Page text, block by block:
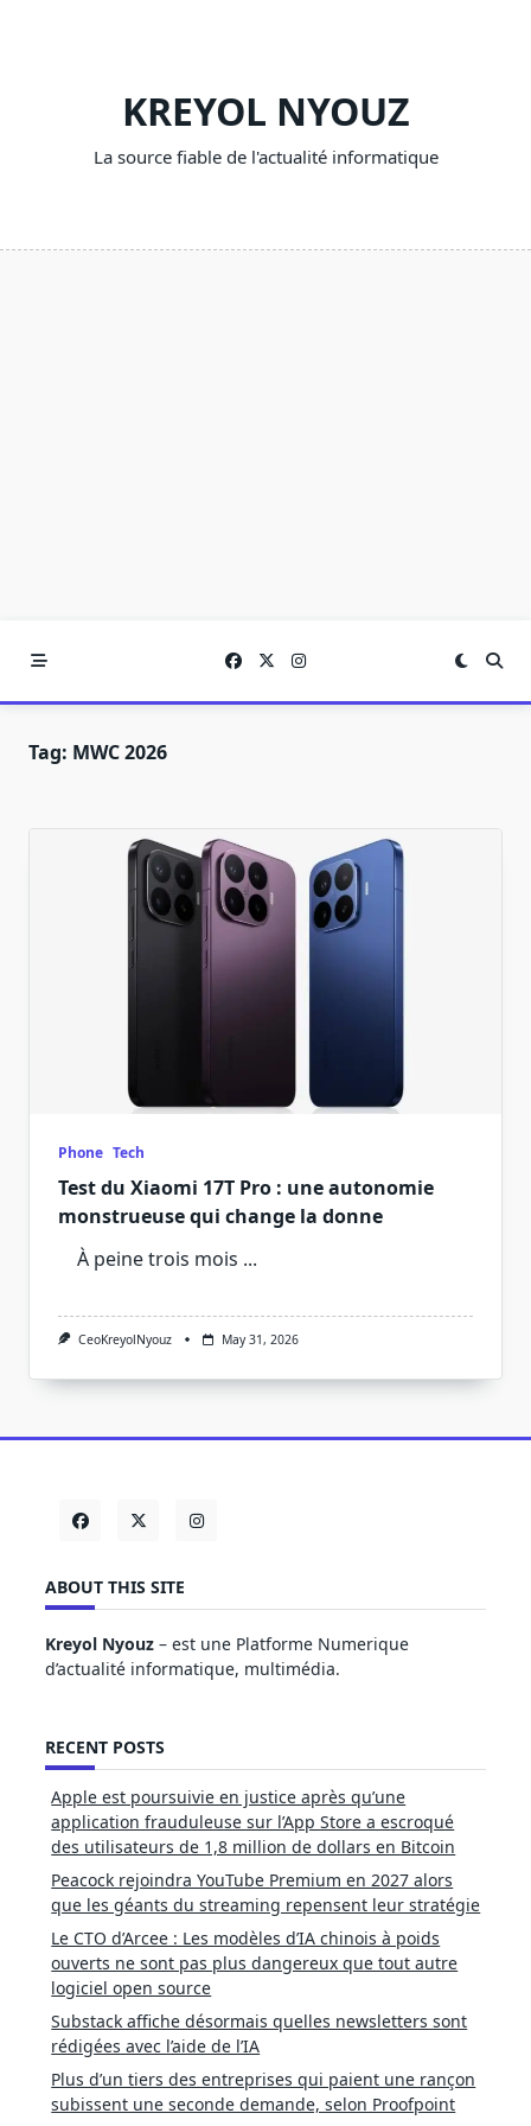
KREYOL NYOUZ
La source fiable de l'actualité informatique
Tag: MWC 2026
Phone Tech
Test du Xiaomi 17T Pro : une autonomie
monstrueuse qui change la donne
À peine trois mois ...
CeoKreyolNyouz May 31, 2026
ABOUT THIS SITE
Kreyol Nyouz – est une Platforme Numerique
d’actualité informatique, multimédia.
RECENT POSTS
Apple est poursuivie en justice après qu’une
application frauduleuse sur l’App Store a escroqué
des utilisateurs de 1,8 million de dollars en Bitcoin
Peacock rejoindra YouTube Premium en 2027 alors
que les géants du streaming repensent leur stratégie
Le CTO d’Arcee : Les modèles d’IA chinois à poids
ouverts ne sont pas plus dangereux que tout autre
logiciel open source
Substack affiche désormais quelles newsletters sont
rédigées avec l’aide de l’IA
Plus d’un tiers des entreprises qui paient une rançon
subissent une seconde demande, selon Proofpoint